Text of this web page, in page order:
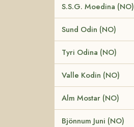
S.S.G. Moedina (NO)
Sund Odin (NO)
Tyri Odina (NO)
Valle Kodin (NO)
Alm Mostar (NO)
Bjönnum Juni (NO)